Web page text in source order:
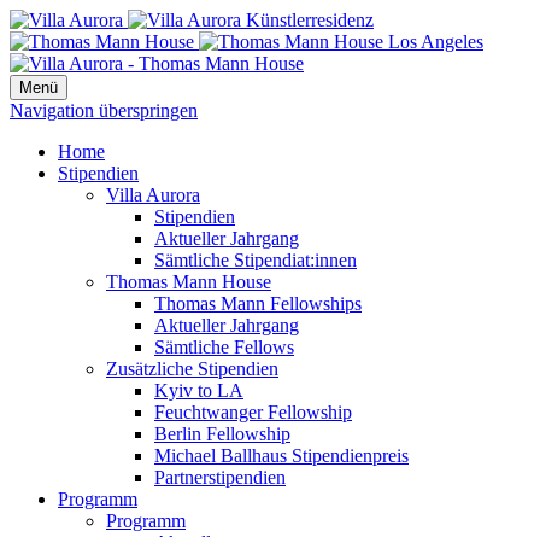
Menü
Navigation überspringen
Home
Stipendien
Villa Aurora
Stipendien
Aktueller Jahrgang
Sämtliche Stipendiat:innen
Thomas Mann House
Thomas Mann Fellowships
Aktueller Jahrgang
Sämtliche Fellows
Zusätzliche Stipendien
Kyiv to LA
Feuchtwanger Fellowship
Berlin Fellowship
Michael Ballhaus Stipendienpreis
Partnerstipendien
Programm
Programm